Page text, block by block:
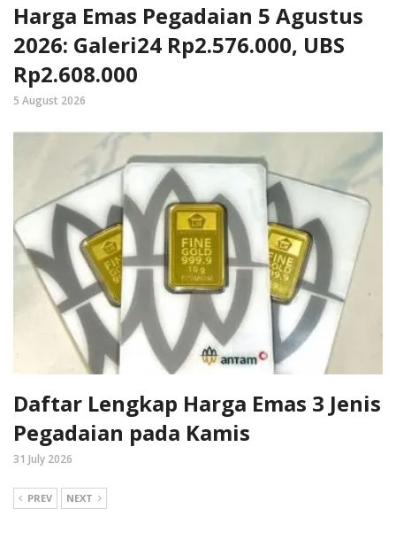
Harga Emas Pegadaian 5 Agustus
2026: Galeri24 Rp2.576.000, UBS
Rp2.608.000
5 August 2026
Daftar Lengkap Harga Emas 3 Jenis
Pegadaian pada Kamis
31 July 2026
PREV NEXT